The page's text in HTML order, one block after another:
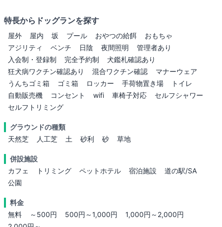
特長からドッグランを探す
屋外 屋内 坂 プール おやつの給餌
おもちゃ
アジリティ
ベンチ 日陰 夜間照明
管理者あり
入会制・登録制
完全予約制
犬鑑札確認あり
狂犬病ワクチン確認あり
混合ワクチン確認
マナーウェア
うんちゴミ箱
ゴミ箱 ロッカー 手荷物置き場
トイレ
自動販売機
コンセント wifi 車椅子対応
セルフシャワー
セルフトリミング
グラウンドの種類
天然芝
人工芝 土 砂利 砂 草地
併設施設
カフェ
トリミング ペットホテル 宿泊施設
道の駅/SA
公園
料金
無料
～500円 500円～1,000円
1,000円～2,000円